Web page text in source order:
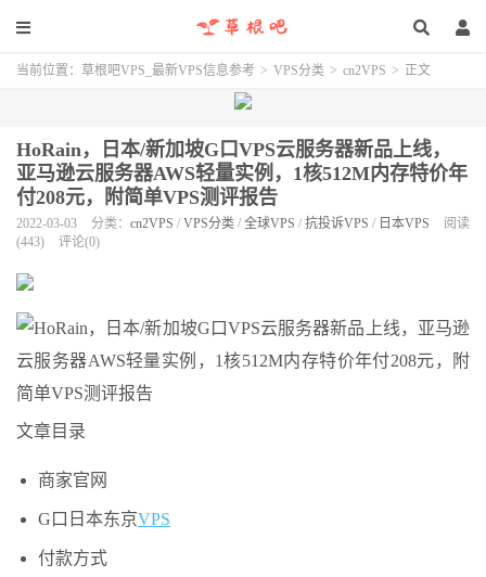
当前位置： 草根吧VPS_最新VPS信息参考 > VPS分类 > cn2VPS > 正文
HoRain，日本/新加坡G口VPS云服务器新品上线，
亚马逊云服务器AWS轻量实例，1核512M内存特价年
付208元，附简单VPS测评报告
2022-03-03 分类： cn2VPS / VPS分类 / 全球VPS / 抗投诉VPS / 日本VPS
阅读
(443)
评论(0)
文章目录
商家官网
G口日本东京VPS
付款方式